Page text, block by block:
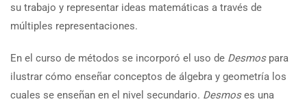
su trabajo y representar ideas matemáticas a través de
múltiples representaciones.
En el curso de métodos se incorporó el uso de Desmospara
ilustrar cómo enseñar conceptos de álgebra y geometría los
cuales se enseñan en el nivel secundario. Desmoses una